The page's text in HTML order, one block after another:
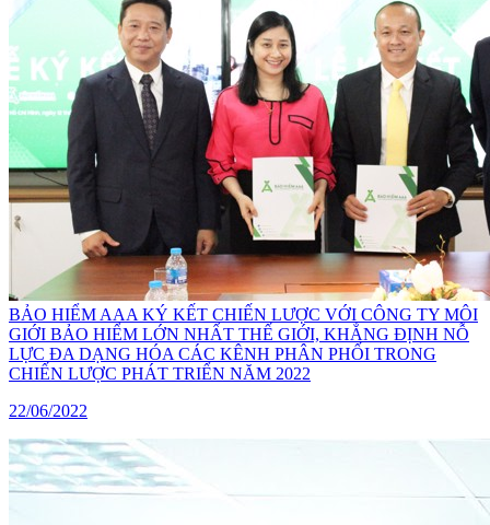
BẢO HIỂM AAA KÝ KẾT CHIẾN LƯỢC VỚI CÔNG TY MÔI
GIỚI BẢO HIỂM LỚN NHẤT THẾ GIỚI, KHẲNG ĐỊNH NỖ
LỰC ĐA DẠNG HÓA CÁC KÊNH PHÂN PHỐI TRONG
CHIẾN LƯỢC PHÁT TRIỂN NĂM 2022
22/06/2022